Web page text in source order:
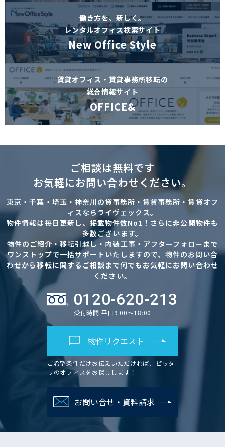
働き方を、新しく。
レンタルオフィス検索サイト
New Office Style
賃貸オフィス・賃貸事務所移転の
総合情報サイト
OFFICE&
ご相談は無料です
お気軽にお問い合わせください。
東京・千葉・埼玉・神奈川の貸事務所・賃貸事務所・賃貸オフ
ィスならライヴェックス。
物件情報は毎日更新し、掲載物件数No1！さらに非公開物件も
多数ございます。
物件のご紹介・移転引越し・内装工事・アフターフォローまで
ワンストップで一括サポートいたしますので、物件のお問い合
わせから移転に関するご相談まで何でもお気軽にお問い合わせ
ください。
0120-620-213
受付時間 平日9:00～18:00
物件リクエスト
ご希望条件だけお伝えいただければ、ピッタ
リのオフィスをお探しします！
お問い合せ・資料請求